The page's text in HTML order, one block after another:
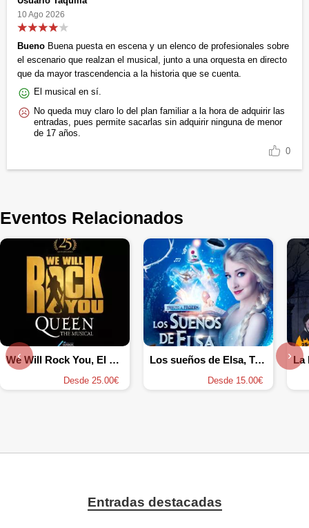
10 Ago 2026
Bueno Buena puesta en escena y un elenco de profesionales sobre
el escenario que realzan el musical, junto a una orquesta en directo
que da mayor trascendencia a la historia que se cuenta.
El musical en sí.
No queda muy claro lo del plan familiar a la hora de adquirir las
entradas, pues permite sacarlas sin adquirir ninguna de menor
de 17 años.
0
Eventos Relacionados
We Will Rock You, El musical
Desde 25.00€
Los sueños de Elsa, Tributo a Frozen
Desde 15.00€
‹ ›
Entradas destacadas